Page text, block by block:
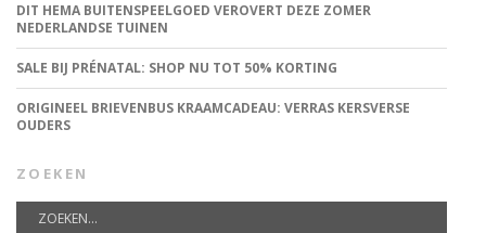
DIT HEMA BUITENSPEELGOED VEROVERT DEZE ZOMER
NEDERLANDSE TUINEN
SALE BIJ PRÉNATAL: SHOP NU TOT 50% KORTING
ORIGINEEL BRIEVENBUS KRAAMCADEAU: VERRAS KERSVERSE
OUDERS
ZOEKEN